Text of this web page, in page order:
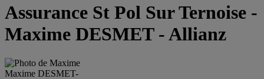
Assurance St Pol Sur Ternoise -
Maxime DESMET - Allianz
Maxime DESMET-